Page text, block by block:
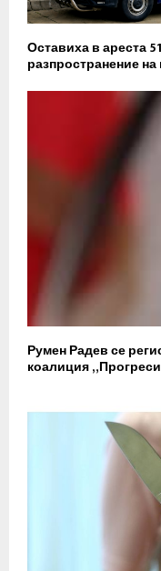
Оставиха в ареста
разпространение
Румен Радев се
коалиция